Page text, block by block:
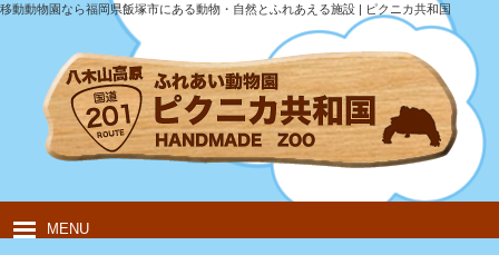
移動動物園なら福岡県飯塚市にある動物・自然とふれあえる施設 | ピクニカ共和国
MENU